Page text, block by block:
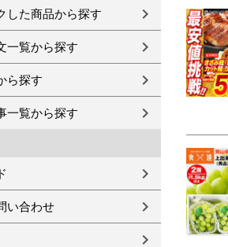
した商品から探す
一覧から探す
ら探す
一覧から探す
い合わせ